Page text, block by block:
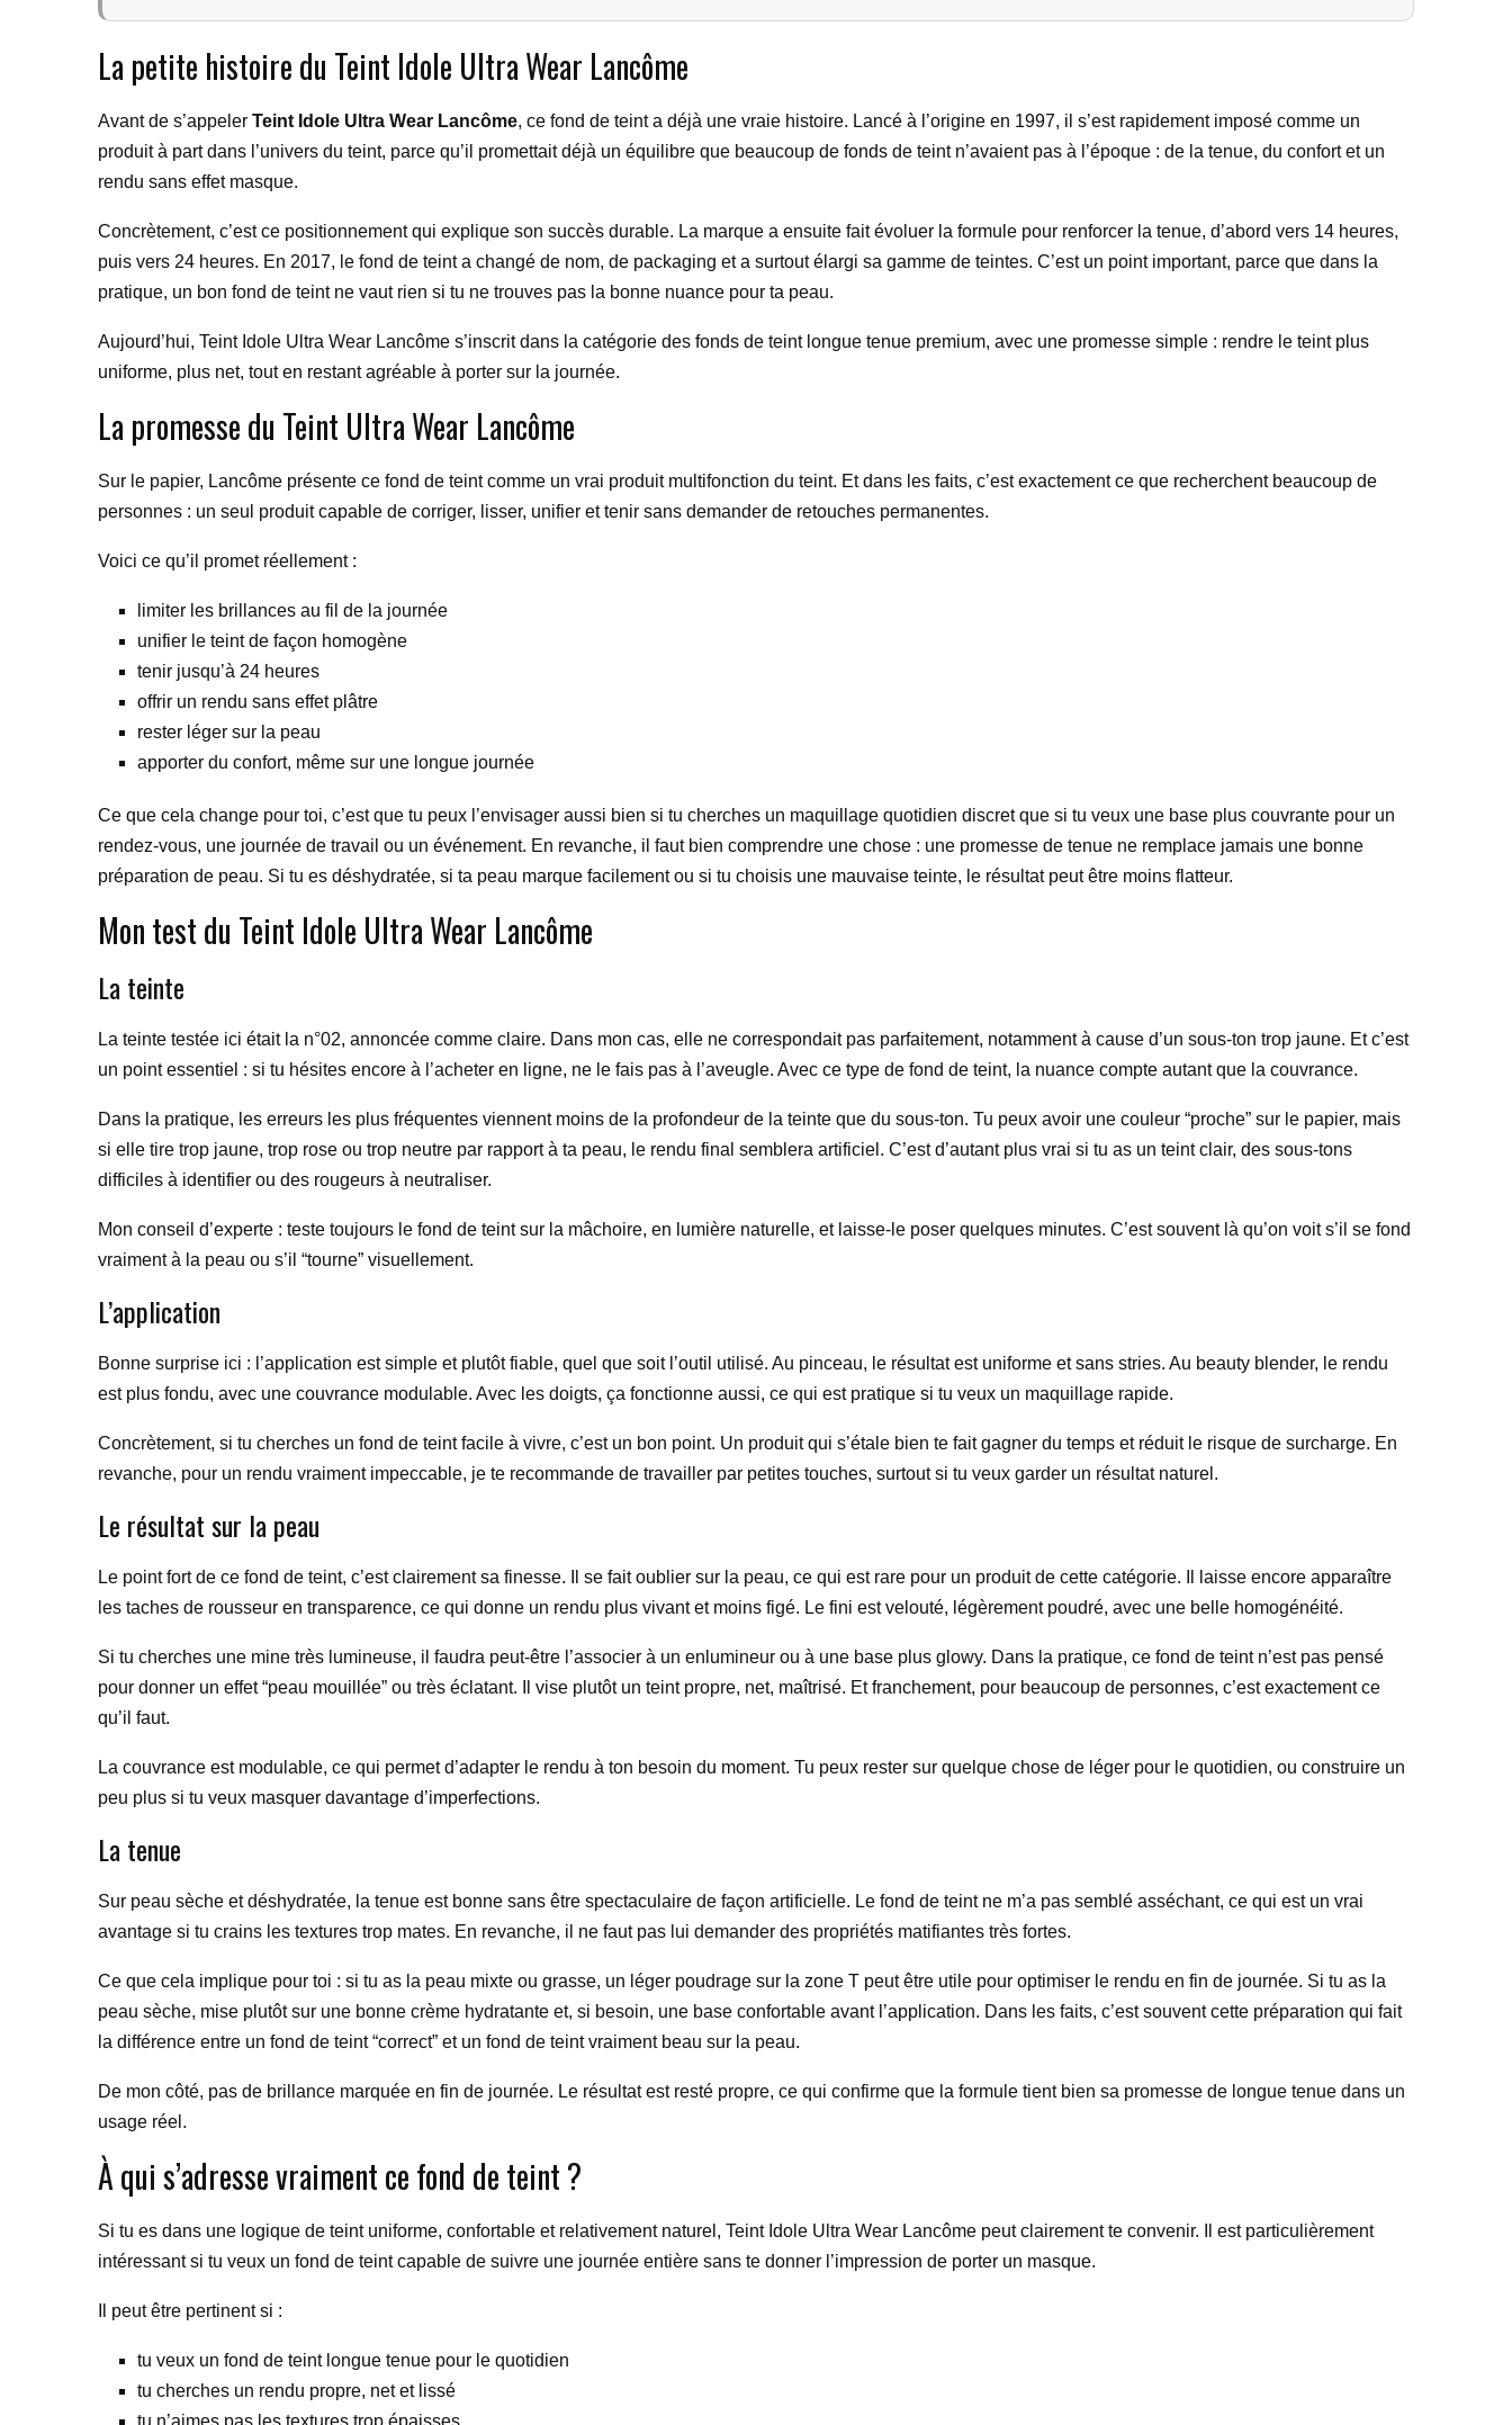
La petite histoire du Teint Idole Ultra Wear Lancôme
Avant de s’appeler Teint Idole Ultra Wear Lancôme, ce fond de teint a déjà une vraie histoire. Lancé à l’origine en 1997, il s’est rapidement imposé comme un
produit à part dans l’univers du teint, parce qu’il promettait déjà un équilibre que beaucoup de fonds de teint n’avaient pas à l’époque : de la tenue, du confort et un
rendu sans effet masque.
Concrètement, c’est ce positionnement qui explique son succès durable. La marque a ensuite fait évoluer la formule pour renforcer la tenue, d’abord vers 14 heures,
puis vers 24 heures. En 2017, le fond de teint a changé de nom, de packaging et a surtout élargi sa gamme de teintes. C’est un point important, parce que dans la
pratique, un bon fond de teint ne vaut rien si tu ne trouves pas la bonne nuance pour ta peau.
Aujourd’hui, Teint Idole Ultra Wear Lancôme s’inscrit dans la catégorie des fonds de teint longue tenue premium, avec une promesse simple : rendre le teint plus
uniforme, plus net, tout en restant agréable à porter sur la journée.
La promesse du Teint Ultra Wear Lancôme
Sur le papier, Lancôme présente ce fond de teint comme un vrai produit multifonction du teint. Et dans les faits, c’est exactement ce que recherchent beaucoup de
personnes : un seul produit capable de corriger, lisser, unifier et tenir sans demander de retouches permanentes.
Voici ce qu’il promet réellement :
limiter les brillances au fil de la journée
unifier le teint de façon homogène
tenir jusqu’à 24 heures
offrir un rendu sans effet plâtre
rester léger sur la peau
apporter du confort, même sur une longue journée
Ce que cela change pour toi, c’est que tu peux l’envisager aussi bien si tu cherches un maquillage quotidien discret que si tu veux une base plus couvrante pour un
rendez-vous, une journée de travail ou un événement. En revanche, il faut bien comprendre une chose : une promesse de tenue ne remplace jamais une bonne
préparation de peau. Si tu es déshydratée, si ta peau marque facilement ou si tu choisis une mauvaise teinte, le résultat peut être moins flatteur.
Mon test du Teint Idole Ultra Wear Lancôme
La teinte
La teinte testée ici était la n°02, annoncée comme claire. Dans mon cas, elle ne correspondait pas parfaitement, notamment à cause d’un sous-ton trop jaune. Et c’est
un point essentiel : si tu hésites encore à l’acheter en ligne, ne le fais pas à l’aveugle. Avec ce type de fond de teint, la nuance compte autant que la couvrance.
Dans la pratique, les erreurs les plus fréquentes viennent moins de la profondeur de la teinte que du sous-ton. Tu peux avoir une couleur “proche” sur le papier, mais
si elle tire trop jaune, trop rose ou trop neutre par rapport à ta peau, le rendu final semblera artificiel. C’est d’autant plus vrai si tu as un teint clair, des sous-tons
difficiles à identifier ou des rougeurs à neutraliser.
Mon conseil d’experte : teste toujours le fond de teint sur la mâchoire, en lumière naturelle, et laisse-le poser quelques minutes. C’est souvent là qu’on voit s’il se fond
vraiment à la peau ou s’il “tourne” visuellement.
L’application
Bonne surprise ici : l’application est simple et plutôt fiable, quel que soit l’outil utilisé. Au pinceau, le résultat est uniforme et sans stries. Au beauty blender, le rendu
est plus fondu, avec une couvrance modulable. Avec les doigts, ça fonctionne aussi, ce qui est pratique si tu veux un maquillage rapide.
Concrètement, si tu cherches un fond de teint facile à vivre, c’est un bon point. Un produit qui s’étale bien te fait gagner du temps et réduit le risque de surcharge. En
revanche, pour un rendu vraiment impeccable, je te recommande de travailler par petites touches, surtout si tu veux garder un résultat naturel.
Le résultat sur la peau
Le point fort de ce fond de teint, c’est clairement sa finesse. Il se fait oublier sur la peau, ce qui est rare pour un produit de cette catégorie. Il laisse encore apparaître
les taches de rousseur en transparence, ce qui donne un rendu plus vivant et moins figé. Le fini est velouté, légèrement poudré, avec une belle homogénéité.
Si tu cherches une mine très lumineuse, il faudra peut-être l’associer à un enlumineur ou à une base plus glowy. Dans la pratique, ce fond de teint n’est pas pensé
pour donner un effet “peau mouillée” ou très éclatant. Il vise plutôt un teint propre, net, maîtrisé. Et franchement, pour beaucoup de personnes, c’est exactement ce
qu’il faut.
La couvrance est modulable, ce qui permet d’adapter le rendu à ton besoin du moment. Tu peux rester sur quelque chose de léger pour le quotidien, ou construire un
peu plus si tu veux masquer davantage d’imperfections.
La tenue
Sur peau sèche et déshydratée, la tenue est bonne sans être spectaculaire de façon artificielle. Le fond de teint ne m’a pas semblé asséchant, ce qui est un vrai
avantage si tu crains les textures trop mates. En revanche, il ne faut pas lui demander des propriétés matifiantes très fortes.
Ce que cela implique pour toi : si tu as la peau mixte ou grasse, un léger poudrage sur la zone T peut être utile pour optimiser le rendu en fin de journée. Si tu as la
peau sèche, mise plutôt sur une bonne crème hydratante et, si besoin, une base confortable avant l’application. Dans les faits, c’est souvent cette préparation qui fait
la différence entre un fond de teint “correct” et un fond de teint vraiment beau sur la peau.
De mon côté, pas de brillance marquée en fin de journée. Le résultat est resté propre, ce qui confirme que la formule tient bien sa promesse de longue tenue dans un
usage réel.
À qui s’adresse vraiment ce fond de teint ?
Si tu es dans une logique de teint uniforme, confortable et relativement naturel, Teint Idole Ultra Wear Lancôme peut clairement te convenir. Il est particulièrement
intéressant si tu veux un fond de teint capable de suivre une journée entière sans te donner l’impression de porter un masque.
Il peut être pertinent si :
tu veux un fond de teint longue tenue pour le quotidien
tu cherches un rendu propre, net et lissé
tu n’aimes pas les textures trop épaisses